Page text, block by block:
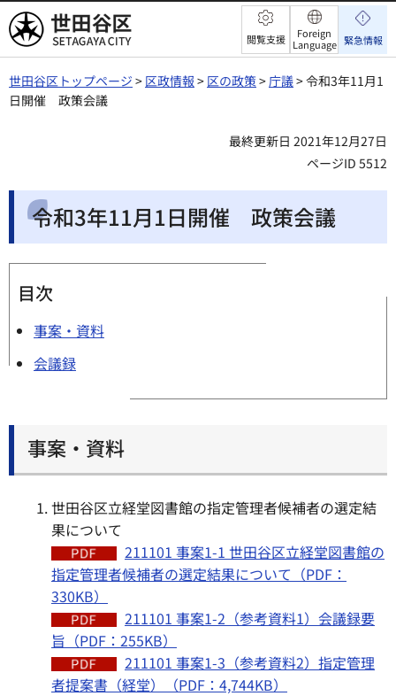
世田谷区 閲覧支援
Foreign
Language 緊急情報
世田谷区トップページ > 区政情報 > 区の政策>庁議> 令和3年11月1
日開催 政策会議
最終更新日 2021年12月27日
ページID 5512
令和3年11月1日開催 政策会議
目次
事案・資料
会議録
事案・資料
世田谷区立経堂図書館の指定管理者候補者の選定結
果について
211101 事案1-1 世田谷区立経堂図書館の
指定管理者候補者の選定結果について（PDF：
330KB）
211101 事案1-2（参考資料1）会議録要
旨（PDF：255KB）
211101 事案1-3（参考資料2）指定管理
者提案書（経堂）（PDF：4,744KB）